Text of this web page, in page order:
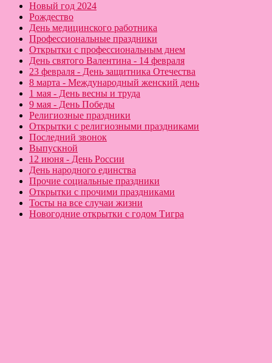
Новый год 2024
Рождество
День медицинского работника
Профессиональные праздники
Открытки с профессиональным днем
День святого Валентина - 14 февраля
23 февраля - День защитника Отечества
8 марта - Международный женский день
1 мая - День весны и труда
9 мая - День Победы
Религиозные праздники
Открытки с религиозными праздниками
Последний звонок
Выпускной
12 июня - День России
День народного единства
Прочие социальные праздники
Открытки с прочими праздниками
Тосты на все случаи жизни
Новогодние открытки с годом Тигра